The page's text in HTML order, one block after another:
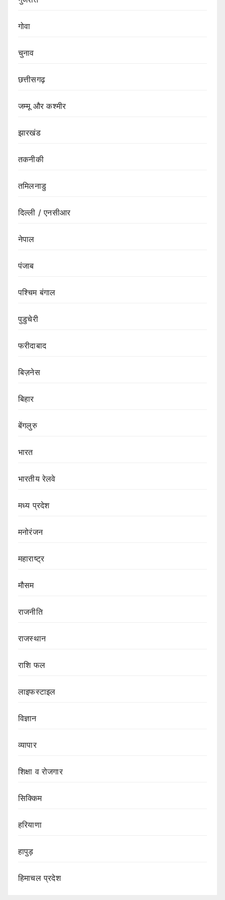
गोवा
चुनाव
छत्तीसगढ़
जम्मू और कश्मीर
झारखंड
तकनीकी
तमिलनाडु
दिल्ली / एनसीआर
नेपाल
पंजाब
पश्चिम बंगाल
पुडुचेरी
फरीदाबाद
बिज़नेस
बिहार
बेंगलुरु
भारत
भारतीय रेलवे
मध्य प्रदेश
मनोरंजन
महाराष्ट्र
मौसम
राजनीति
राजस्थान
राशि फल
लाइफस्टाइल
विज्ञान
व्यापार
शिक्षा व रोजगार
सिक्किम
हरियाणा
हापुड़
हिमाचल प्रदेश